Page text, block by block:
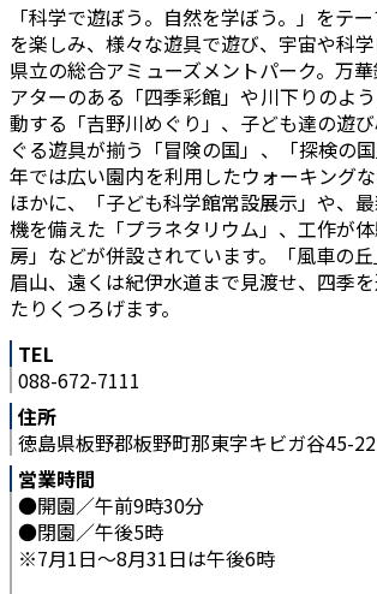
「科学で遊ぼう。自然を学ぼう。」をテ
を楽しみ、様々な遊具で遊び、宇宙や科学
県立の総合アミューズメントパーク。万
アターのある「四季彩館」や川下りのよ
動する「吉野川めぐり」、子ども達の遊
ぐる遊具が揃う「冒険の国」、「探検の
年では広い園内を利用したウォーキングな
ほかに、「子ども科学館常設展示」や、
機を備えた「プラネタリウム」、工作が
房」などが併設されています。「風車の丘
眉山、遠くは紀伊水道まで見渡せ、四季
たりくつろげます。
TEL
088-672-7111
住所
徳島県板野郡板野町那東字キビガ谷45-22
営業時間
●開園／午前9時30分
●閉園／午後5時
※7月1日～8月31日は午後6時